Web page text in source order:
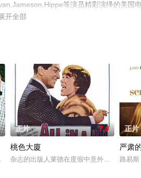
等演员精彩演绎的美国
、电视猫或剧情网等平台了解。
开全部
公子的角色，无论走到哪里，他都对
她的生活费，某日一件重要的包裹失踪，包
正片 7.0
桃色大廈
杂志的出版人莱德在度假中意外死亡。他的
正片
严肃
路易